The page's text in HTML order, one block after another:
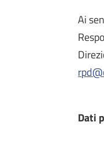
Ai
Dati